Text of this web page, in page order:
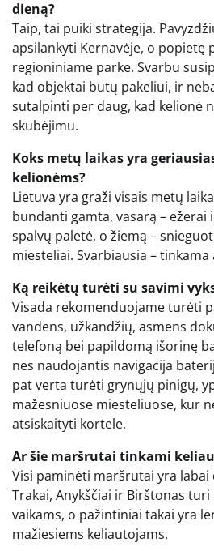
dieną?
Taip, tai puiki strategija.
apsilankyti Kernavėje, o popietę
regioniniame parke. Svarbu
kad objektai būtų pakeliui, ir
sutalpinti per daug, kad kelionė
skubėjimu.
Koks metų laikas yra
kelionėms?
Lietuva yra graži visais metų
bundanti gamta, vasarą – ežerai
spalvų paletė, o žiemą –
miesteliai. Svarbiausia – tinkama
Ką reikėtų turėti su savimi
Visada rekomenduojame turėti
vandens, užkandžių, asmens
telefoną bei papildomą išorinę
nes naudojantis navigacija
pat verta turėti grynųjų pinigų,
mažesniuose miesteliuose, kur
atsiskaityti kortele.
Ar šie maršrutai tinkami
Visi paminėti maršrutai yra labai
Trakai, Anykščiai ir Birštonas
vaikams, o pažintiniai takai yra
mažiesiems keliautojams.